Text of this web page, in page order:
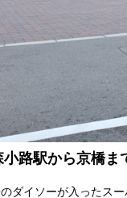
路駅から京橋ま
ダイソーが入ったス